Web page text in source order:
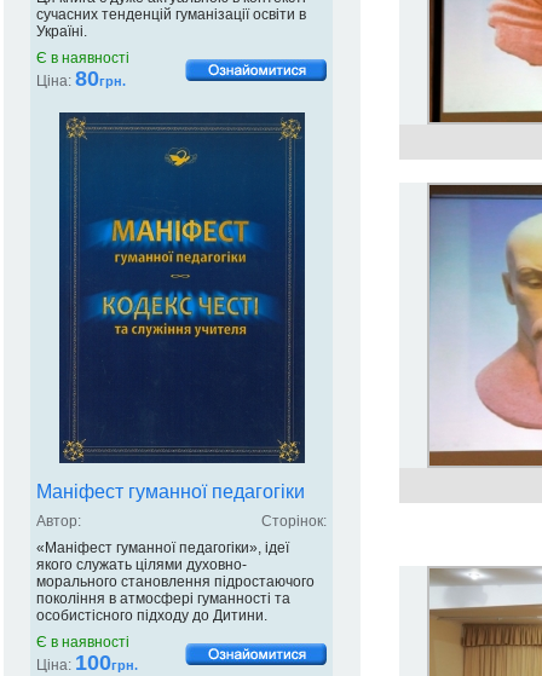
сучасних тенденцій гуманізації освіти в
Україні.
Є в наявності
Ціна: 80грн.
Маніфест гуманної педагогіки
Автор:
Сторінок:
«Маніфест гуманної педагогіки», ідеї
якого служать цілями духовно-
морального становлення підростаючого
покоління в атмосфері гуманності та
особистісного підходу до Дитини.
Є в наявності
Ціна: 100грн.